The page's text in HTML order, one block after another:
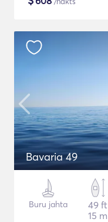
Bavaria 49
Buru jahta
49 ft
15 m